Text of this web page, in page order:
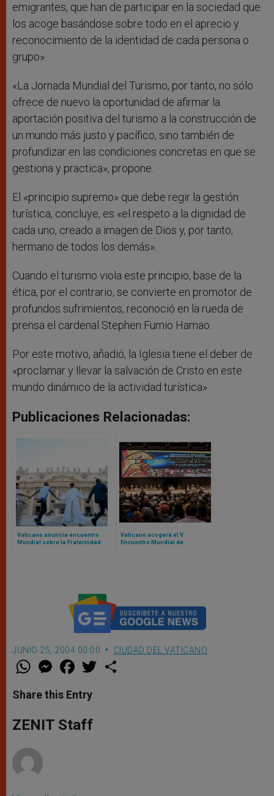
emigrantes, que han de participar en la sociedad que
los acoge basándose sobre todo en el aprecio y
reconocimiento de la identidad de cada persona o
grupo».
«La Jornada Mundial del Turismo, por tanto, no sólo
ofrece de nuevo la oportunidad de afirmar la
aportación positiva del turismo a la construcción de
un mundo más justo y pacífico, sino también de
profundizar en las condiciones concretas en que se
gestiona y practica», propone.
El «principio supremo» que debe regir la gestión
turística, concluye, es «el respeto a la dignidad de
cada uno, creado a imagen de Dios y, por tanto,
hermano de todos los demás».
Cuando el turismo viola este principio, base de la
ética, por el contrario, se convierte en promotor de
profundos sufrimientos, reconoció en la rueda de
prensa el cardenal Stephen Fumio Hamao.
Por este motivo, añadió, la Iglesia tiene el deber de
«proclamar y llevar la salvación de Cristo en este
mundo dinámico de la actividad turística».
Publicaciones Relacionadas:
Vaticano anuncia encuentro
Mundial sobre la Fraternidad
Vaticano acogerá el V
Encuentro Mundial de
JUNIO 25, 2004 00:00 CIUDAD DEL VATICANO
W
t
s
p
p
M
e
s
e
g
e
F
a
e
b
o
k
w
Share this Entry
ZENIT Staff